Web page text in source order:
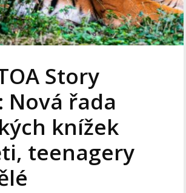
Story
Nová řada
knížek
teenagery